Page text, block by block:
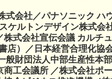
式会社／パナソニック ハ
ケルトンデザイン株式会
株式会社宣伝会議 カルチ
店）／ 日本経営合理化協
般財団法人中部生産性本
商工会議所 ／株式会社ポ